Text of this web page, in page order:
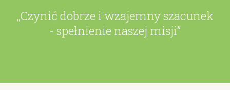
,,Czynić dobrze i wzajemny szacunek
- spełnienie naszej misji”